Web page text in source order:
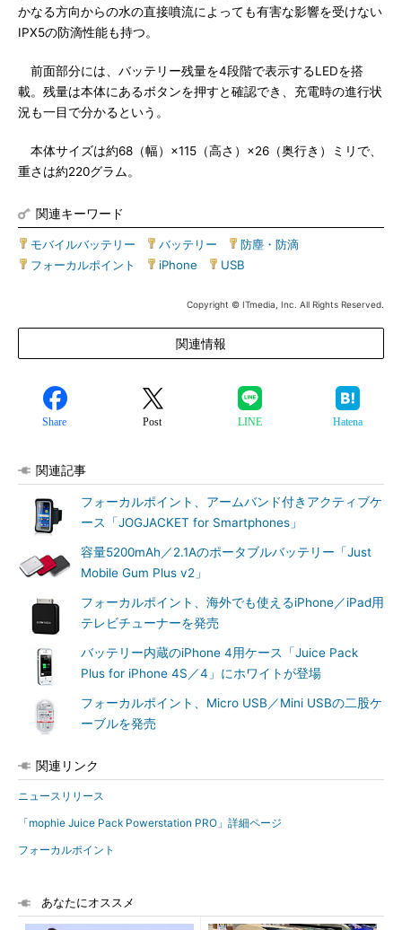
かなる方向からの水の直接噴流によっても有害な影響を受けない
IPX5の防滴性能も持つ。
前面部分には、バッテリー残量を4段階で表示するLEDを搭
載。残量は本体にあるボタンを押すと確認でき、充電時の進行状
況も一目で分かるという。
本体サイズは約68（幅）×115（高さ）×26（奥行き）ミリで、
重さは約220グラム。
関連キーワード
モバイルバッテリー バッテリー 防塵・防滴
フォーカルポイント
iPhone USB
Copyright © ITmedia, Inc. All Rights Reserved.
関連情報
Share Post LINE Hatena
関連記事
フォーカルポイント、アームバンド付きアクティブケ
ース「JOGJACKET for Smartphones」
容量5200mAh／2.1Aのポータブルバッテリー「Just
Mobile Gum Plus v2」
フォーカルポイント、海外でも使えるiPhone／iPad用
テレビチューナーを発売
バッテリー内蔵のiPhone 4用ケース「Juice Pack
Plus for iPhone 4S／4」にホワイトが登場
フォーカルポイント、Micro USB／Mini USBの二股ケ
ーブルを発売
関連リンク
ニュースリリース
「mophie Juice Pack Powerstation PRO」詳細ページ
フォーカルポイント
あなたにオススメ